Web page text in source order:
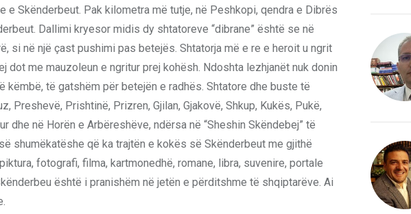
Skënderbeut. Pak kilometra më tutje, në Peshkopi, qendra e Dibrës
Dallimi kryesor midis dy shtatoreve “dibrane” është se në
si në një çast pushimi pas betejës. Shtatorja më e re e heroit u ngrit
me mauzoleun e ngritur prej kohësh. Ndoshta lezhjanët nuk donin
të gatshëm për betejën e radhës. Shtatore dhe buste të
Preshevë, Prishtinë, Prizren, Gjilan, Gjakovë, Shkup, Kukës, Pukë,
dhe në Horën e Arbëreshëve, ndërsa në “Sheshin Skëndebej” të
shumëkatëshe që ka trajtën e kokës së Skënderbeut me gjithë
fotografi, filma, kartmonedhë, romane, libra, suvenire, portale
është i pranishëm në jetën e përditshme të shqiptarëve. Ai